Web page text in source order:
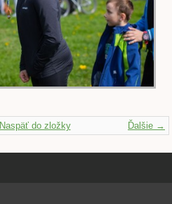
Ďalšie →
Naspäť do zložky